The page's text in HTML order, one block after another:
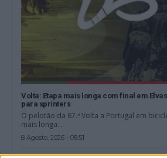
Volta: Etapa mais longa com final em
para sprinters
O pelotão da 87.ª Volta a Portugal em
mais longa...
8 Agosto, 2026 - 08:51